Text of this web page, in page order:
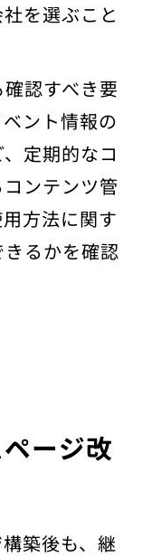
を選ぶこと
認すべき要
ント情報の
定期的なコ
ンテンツ管
方法に関す
るかを確認
ージ改
築後も、継